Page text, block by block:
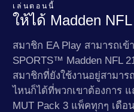
เล่นตอนนี้
ให้ได้ Madden
สมาชิก EA Play สามารถเข้
SPORTS™ Madden NFL
สมาชิกที่ยังใช้งานอยู่สามา
ไหนก็ได้ที่พวกเขาต้องการ
MUT Pack 3 แพ็คทุกๆ เดือ